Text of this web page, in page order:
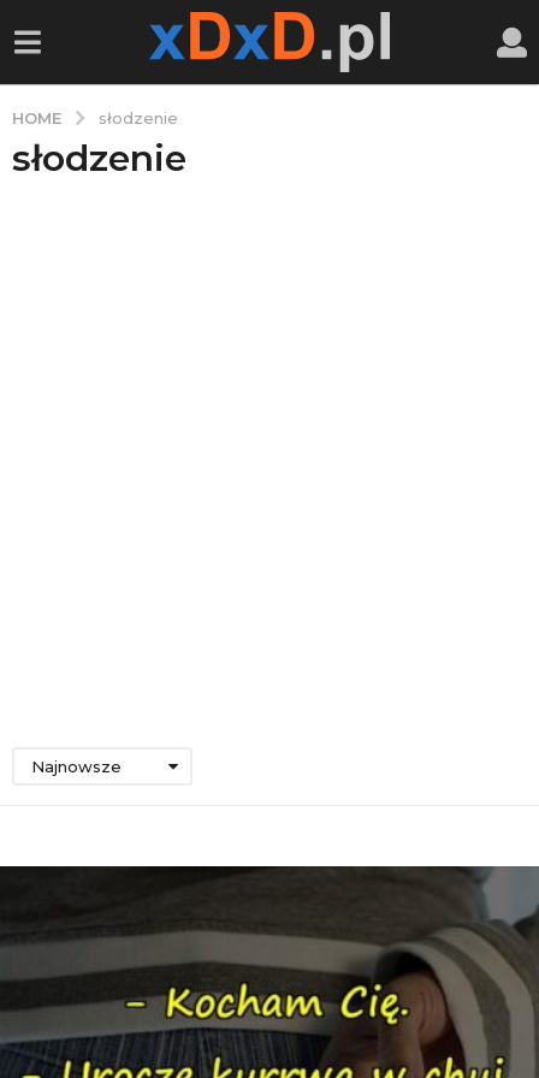
HOME słodzenie
słodzenie
Najnowsze